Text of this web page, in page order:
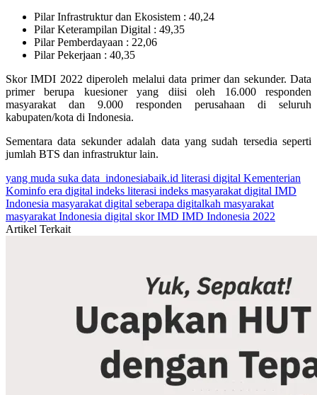
Pilar Infrastruktur dan Ekosistem : 40,24
Pilar Keterampilan Digital : 49,35
Pilar Pemberdayaan : 22,06
Pilar Pekerjaan : 40,35
Skor IMDI 2022 diperoleh melalui data primer dan sekunder. Data
primer berupa kuesioner yang diisi oleh 16.000 responden
masyarakat dan 9.000 responden perusahaan di seluruh
kabupaten/kota di Indonesia.
Sementara data sekunder adalah data yang sudah tersedia seperti
jumlah BTS dan infrastruktur lain.
yang muda suka data indonesiabaik.id literasi digital Kementerian
Kominfo era digital indeks literasi indeks masyarakat digital IMD
Indonesia masyarakat digital seberapa digitalkah masyarakat
masyarakat Indonesia digital skor IMD IMD Indonesia 2022
Artikel Terkait